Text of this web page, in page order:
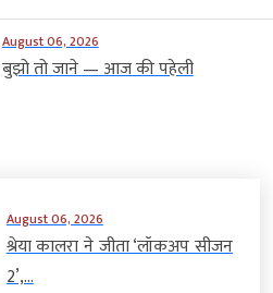
August 06, 2026
बुझो तो जाने — आज की पहेली
August 06, 2026
श्रेया कालरा ने जीता ‘लॉकअप सीजन
2’,...